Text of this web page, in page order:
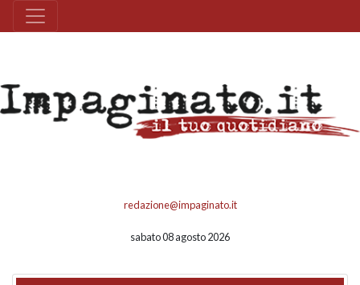
redazione@impaginato.it
sabato 08 agosto 2026